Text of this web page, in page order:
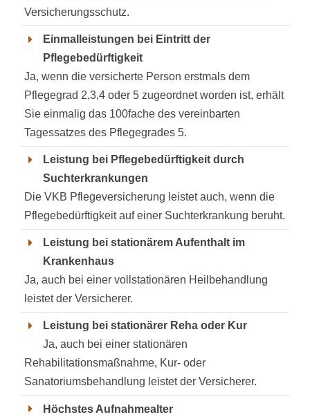
Versicherungsschutz.
Einmalleistungen bei Eintritt der
Pflegebedürftigkeit
Ja, wenn die versicherte Person erstmals dem
Pflegegrad 2,3,4 oder 5 zugeordnet worden ist, erhält
Sie einmalig das 100fache des vereinbarten
Tagessatzes des Pflegegrades 5.
Leistung bei Pflegebedürftigkeit durch
Suchterkrankungen
Die VKB Pflegeversicherung leistet auch, wenn die
Pflegebedürftigkeit auf einer Suchterkrankung beruht.
Leistung bei stationärem Aufenthalt im
Krankenhaus
Ja, auch bei einer vollstationären Heilbehandlung
leistet der Versicherer.
Leistung bei stationärer Reha oder Kur
Ja, auch bei einer stationären
Rehabilitationsmaßnahme, Kur- oder
Sanatoriumsbehandlung leistet der Versicherer.
Höchstes Aufnahmealter